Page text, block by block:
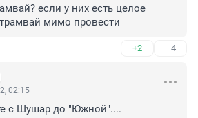
если у них есть целое
мимо провести
+2 –4
02:15
с Шушар до "Южной"....